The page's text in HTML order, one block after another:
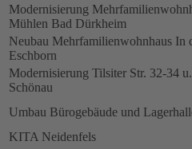
Modernisierung
Mühlen Bad Dürkheim
Neubau Mehrfamilienwohnhaus In
Eschborn
Modernisierung Tilsiter Str. 32-34
Schönau
Umbau Bürogebäude und
KITA Neidenfels